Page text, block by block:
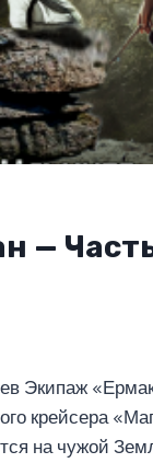
—
Экипаж
крейсера
на чужой